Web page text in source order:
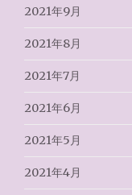
2021年9月
2021年8月
2021年7月
2021年6月
2021年5月
2021年4月